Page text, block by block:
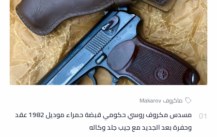
مسدس مكروف روسي حكومي قبضة حمراء موديل 1982 عقد
وحفرة بعد الجديد مع جيب جلد وكاله